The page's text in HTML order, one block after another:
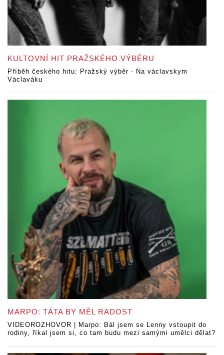
KULTOVNÍ HIT PRAŽSKÉHO VÝBĚRU
Příběh českého hitu: Pražský výběr - Na václavskym
Václaváku
MARPO: TÁTA BY MĚL RADOST
VIDEOROZHOVOR | Marpo: Bál jsem se Lenny vstoupit do
rodiny, říkal jsem si, co tam budu mezi samými umělci dělat?